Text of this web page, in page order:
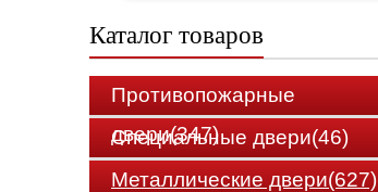
Каталог товаров
Противопожарные
двери(347)
Специальные двери(46)
Металлические двери(627)